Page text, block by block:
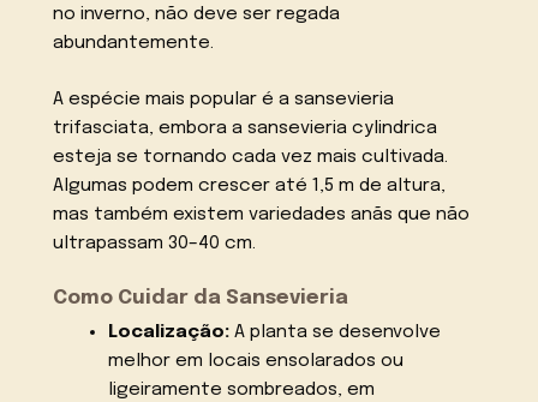
no inverno, não deve ser regada
abundantemente.
A espécie mais popular é a sansevieria
trifasciata, embora a sansevieria cylindrica
esteja se tornando cada vez mais cultivada.
Algumas podem crescer até 1,5 m de altura,
mas também existem variedades anãs que não
ultrapassam 30–40 cm.
Como Cuidar da Sansevieria
Localização:A planta se desenvolve
melhor em locais ensolarados ou
ligeiramente sombreados, em